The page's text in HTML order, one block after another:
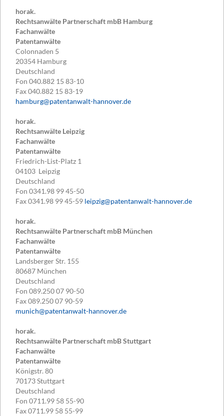
horak.
Rechtsanwälte Partnerschaft mbB Hamburg
Fachanwälte
Patentanwälte
Colonnaden 5
20354 Hamburg
Deutschland
Fon 040.882 15 83-10
Fax040.882 15 83-19
hamburg@patentanwalt-hannover.de
horak.
Rechtsanwälte Leipzig
Fachanwälte
Patentanwälte
Friedrich-List-Platz 1
04103 Leipzig
Deutschland
Fon 0341.98 99 45-50
Fax0341.98 99 45-59 leipzig@patentanwalt-hannover.de
horak.
Rechtsanwälte Partnerschaft mbB München
Fachanwälte
Patentanwälte
Landsberger Str. 155
80687 München
Deutschland
Fon 089.250 07 90-50
Fax089.250 07 90-59
munich@patentanwalt-hannover.de
horak.
Rechtsanwälte Partnerschaft mbB Stuttgart
Fachanwälte
Patentanwälte
Königstr. 80
70173Stuttgart
Deutschland
Fon 0711.99 58 55-90
Fax0711.99 58 55-99